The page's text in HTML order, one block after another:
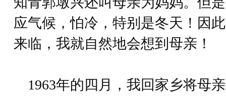
应气候，怕冷，特别是冬天！因
来临，我就自然地会想到母亲！
1963年的四月，我回家乡将母